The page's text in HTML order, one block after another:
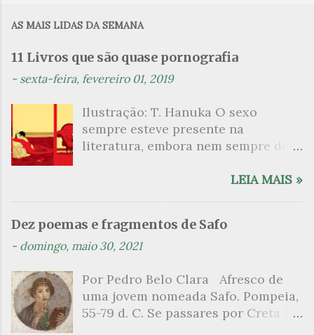
n
t
i
o
AS MAIS LIDAS DA SEMANA
11 Livros que são quase pornografia
- sexta-feira, fevereiro 01, 2019
Ilustração: T. Hanuka O sexo
sempre esteve presente na
literatura, embora nem sempre de
que mergulharam em sua própria
psicanalítico e findaram por revelar
a partir dessa intimidade o lado
apresenta um conjunto de livros
nos quais os escritores se
desnudam, livros que dispensam o
LEIA MAIS »
Dez poemas e fragmentos de Safo
- domingo, maio 30, 2021
Por Pedro Belo Clara Afresco de
uma jovem nomeada Safo. Pompeia,
55-79 d. C. Se passares por Creta 1